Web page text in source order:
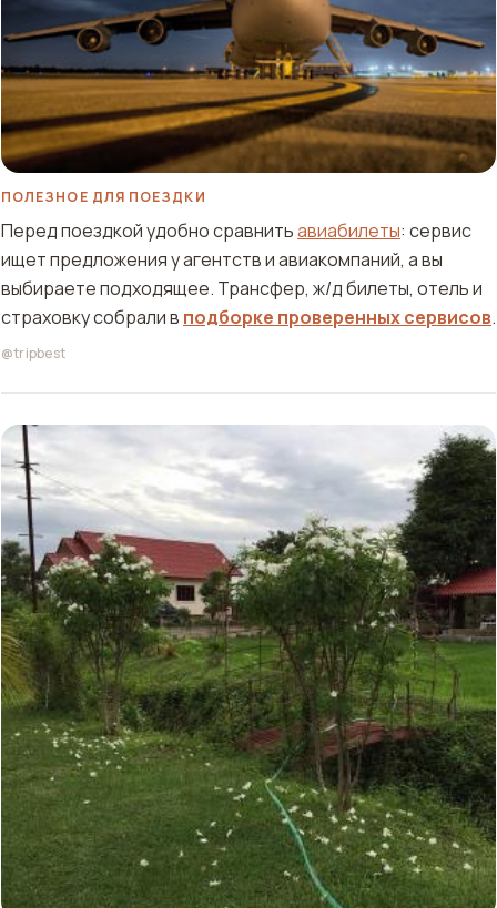
ПОЛЕЗНОЕ ДЛЯ ПОЕЗДКИ
Перед поездкой удобно сравнитьавиабилеты: сервис
ищет предложения у агентств и авиакомпаний, а вы
выбираете подходящее. Трансфер, ж/д билеты, отель и
страховку собрали в подборке проверенных сервисов.
@tripbest